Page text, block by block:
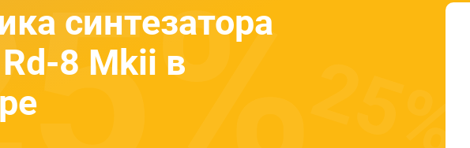
синтезатора
8 Mkii в